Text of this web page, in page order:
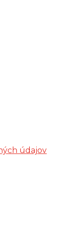
údajov